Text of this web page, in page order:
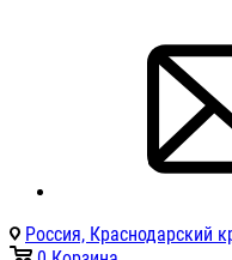
Россия, Краснодарский